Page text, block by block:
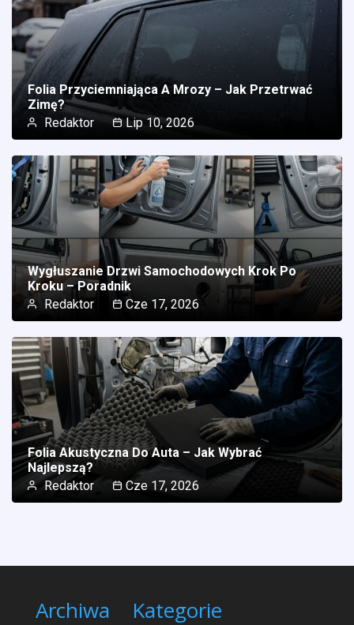
Folia Przyciemniająca A Mrozy – Jak Przetrwać
Zimę?
Redaktor
Lip 10, 2026
Wygłuszanie Drzwi Samochodowych Krok Po
Kroku – Poradnik
Redaktor
Cze 17, 2026
Folia Akustyczna Do Auta – Jak Wybrać
Najlepszą?
Redaktor
Cze 17, 2026
Archiwa Kategorie